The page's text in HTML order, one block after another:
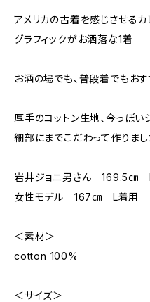
アメリカの古着を感じさせるカ
グラフィックがお洒落な1着
お酒の場でも、普段着でもおす
厚手のコットン生地、今っぽい
細部にまでこだわって作りま
岩井ジョニ男さん 169.5㎝
女性モデル 167㎝ L着用
＜素材＞
cotton 100%
＜サイズ＞